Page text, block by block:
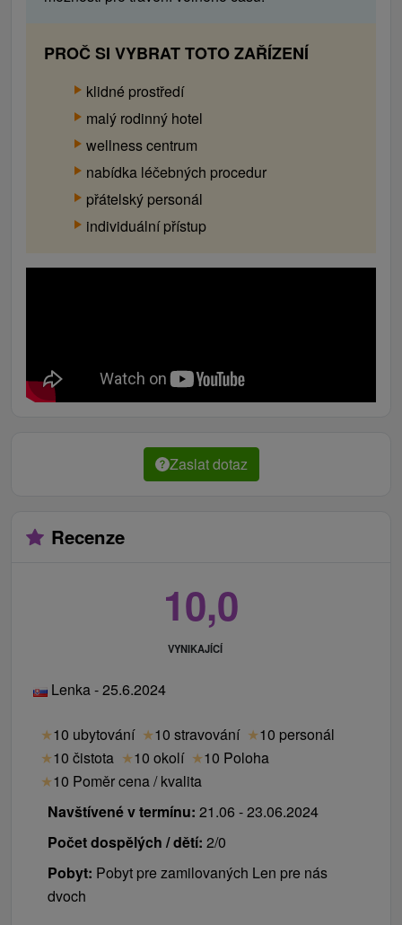
PROČ SI VYBRAT TOTO ZAŘÍZENÍ
klidné prostředí
malý rodinný hotel
wellness centrum
nabídka léčebných procedur
přátelský personál
individuální přístup
Zaslat dotaz
Recenze
10,0
VYNIKAJÍCÍ
Lenka - 25.6.2024
★10 ubytování ★10 stravování ★10 personál
★10 čistota ★10 okolí ★10 Poloha
★10 Poměr cena / kvalita
Navštívené v termínu: 21.06 - 23.06.2024
Počet dospělých / dětí: 2/0
Pobyt: Pobyt pre zamilovaných Len pre nás
dvoch